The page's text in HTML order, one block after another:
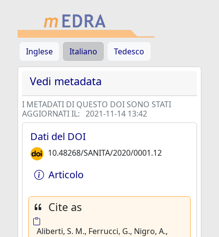
Inglese Italiano Tedesco
Vedi metadata
I METADATI DI QUESTO DOI SONO STATI
AGGIORNATI IL: 2021-11-14 13:42
Dati del DOI
10.48268/SANITA/2020/0001.12
Articolo
Cite as
Aliberti, S. M., Ferrucci, G., Nigro, A.,